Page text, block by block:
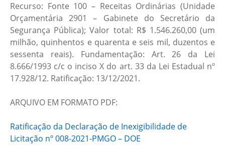
Recurso: Fonte 100 – Receitas Ordinárias (Unidade
Orçamentária 2901 – Gabinete do Secretário da
Segurança Pública); Valor total: R$ 1.546.260,00 (um
milhão, quinhentos e quarenta e seis mil, duzentos e
sessenta reais). Fundamentação: Art. 26 da Lei
8.666/1993 c/c o inciso X do art. 33 da Lei Estadual nº
17.928/12. Ratificação: 13/12/2021.
ARQUIVO EM FORMATO PDF:
Ratificação da Declaração de Inexigibilidade de
Licitação nº 008-2021-PMGO – DOE